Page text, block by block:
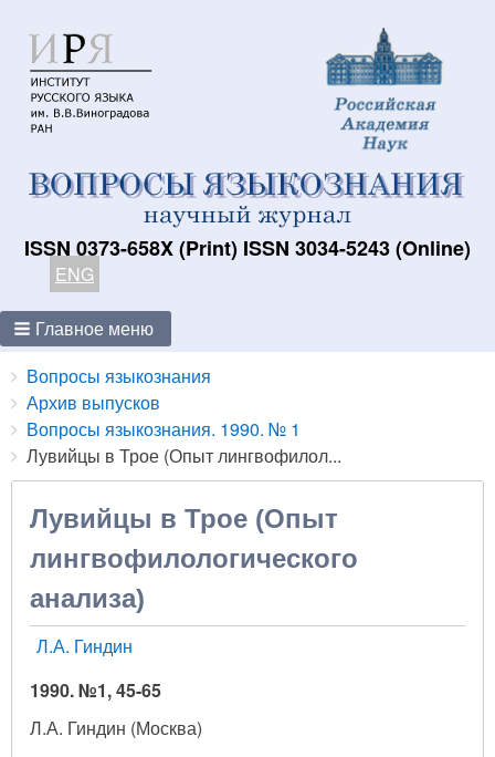
ISSN 0373-658X (Print) ISSN 3034-5243 (Online)
ENG
Главное меню
Breadcrumbs
You
are
here:
Вопросы языкознания
Архив выпусков
Вопросы языкознания. 1990. № 1
Лувийцы в Трое (Опыт лингвофилол...
Лувийцы в Трое (Опыт
лингвофилологического
анализа)
Л.А. Гиндин
1990. №1, 45-65
Л.А. Гиндин (Москва)